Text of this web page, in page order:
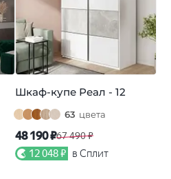
Шкаф-купе Реал - 12
63 цвета
48 190 ₽67 490 ₽
12 048 ₽ в Сплит